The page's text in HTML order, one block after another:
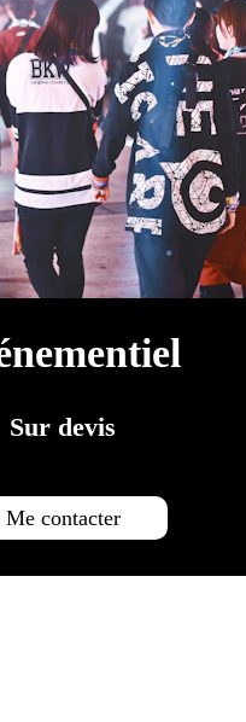
Sur devis
Me contacter